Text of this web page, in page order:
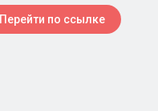
Перейти по ссылке